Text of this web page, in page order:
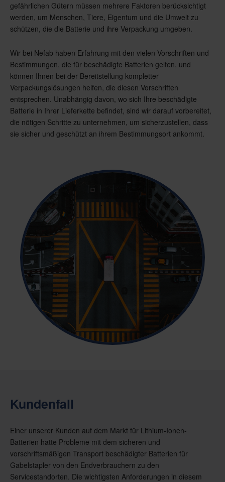
gefährlichen Gütern müssen mehrere Faktoren berücksichtigt
werden, um Menschen, Tiere, Eigentum und die Umwelt zu
schützen, die die Batterie und ihre Verpackung umgeben.
Wir bei Nefab haben Erfahrung mit den vielen Vorschriften und
Bestimmungen, die für beschädigte Batterien gelten, und
können Ihnen bei der Bereitstellung kompletter
Verpackungslösungen helfen, die diesen Vorschriften
entsprechen. Unabhängig davon, wo sich Ihre beschädigte
Batterie in Ihrer Lieferkette befindet, sind wir darauf vorbereitet,
die nötigen Schritte zu unternehmen, um sicherzustellen, dass
sie sicher und geschützt an ihrem Bestimmungsort ankommt.
Kundenfall
Einer unserer Kunden auf dem Markt für Lithium-Ionen-
Batterien hatte Probleme mit dem sicheren und
vorschriftsmäßigen Transport beschädigter Batterien für
Gabelstapler von den Endverbrauchern zu den
Servicestandorten. Die wichtigsten Anforderungen in diesem